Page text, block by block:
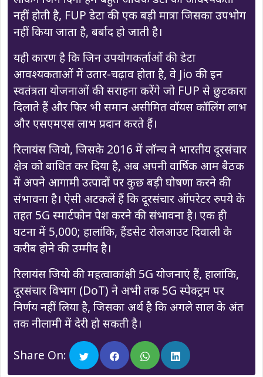
नहीं होती है, FUP डेटा की एक बड़ी मात्रा जिसका उपभोग
नहीं किया जाता है, बर्बाद हो जाती है।
यही कारण है कि जिन उपयोगकर्ताओं की डेटा
आवश्यकताओं में उतार-चढ़ाव होता है, वे Jio की इन
स्वतंत्रता योजनाओं की सराहना करेंगे जो FUP से छुटकारा
दिलाते हैं और फिर भी समान असीमित वॉयस कॉलिंग लाभ
और एसएमएस लाभ प्रदान करते हैं।
रिलायंस जियो, जिसके 2016 में लॉन्च ने भारतीय दूरसंचार
क्षेत्र को बाधित कर दिया है, अब अपनी वार्षिक आम बैठक
में अपने आगामी उत्पादों पर कुछ बड़ी घोषणा करने की
संभावना है। ऐसी अटकलें हैं कि दूरसंचार ऑपरेटर रुपये के
तहत 5G स्मार्टफोन पेश करने की संभावना है। एक ही
घटना में 5,000; हालांकि, हैंडसेट रोलआउट दिवाली के
करीब होने की उम्मीद है।
रिलायंस जियो की महत्वाकांक्षी 5G योजनाएं हैं, हालांकि,
दूरसंचार विभाग (DoT) ने अभी तक 5G स्पेक्ट्रम पर
निर्णय नहीं लिया है, जिसका अर्थ है कि अगले साल के अंत
तक नीलामी में देरी हो सकती है।
Share On: